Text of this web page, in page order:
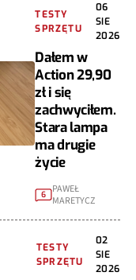
TESTY
SPRZĘTU
06
SIE
2026
Dałem w
Action 29,90
zł i się
zachwyciłem.
Stara lampa
ma drugie
życie
6 PAWEŁ
MARETYCZ
TESTY
SPRZĘTU
02
SIE
2026